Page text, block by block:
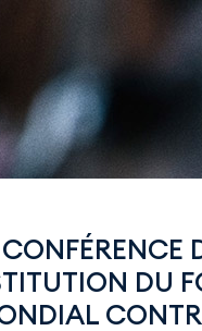
CONFÉRENCE
DU